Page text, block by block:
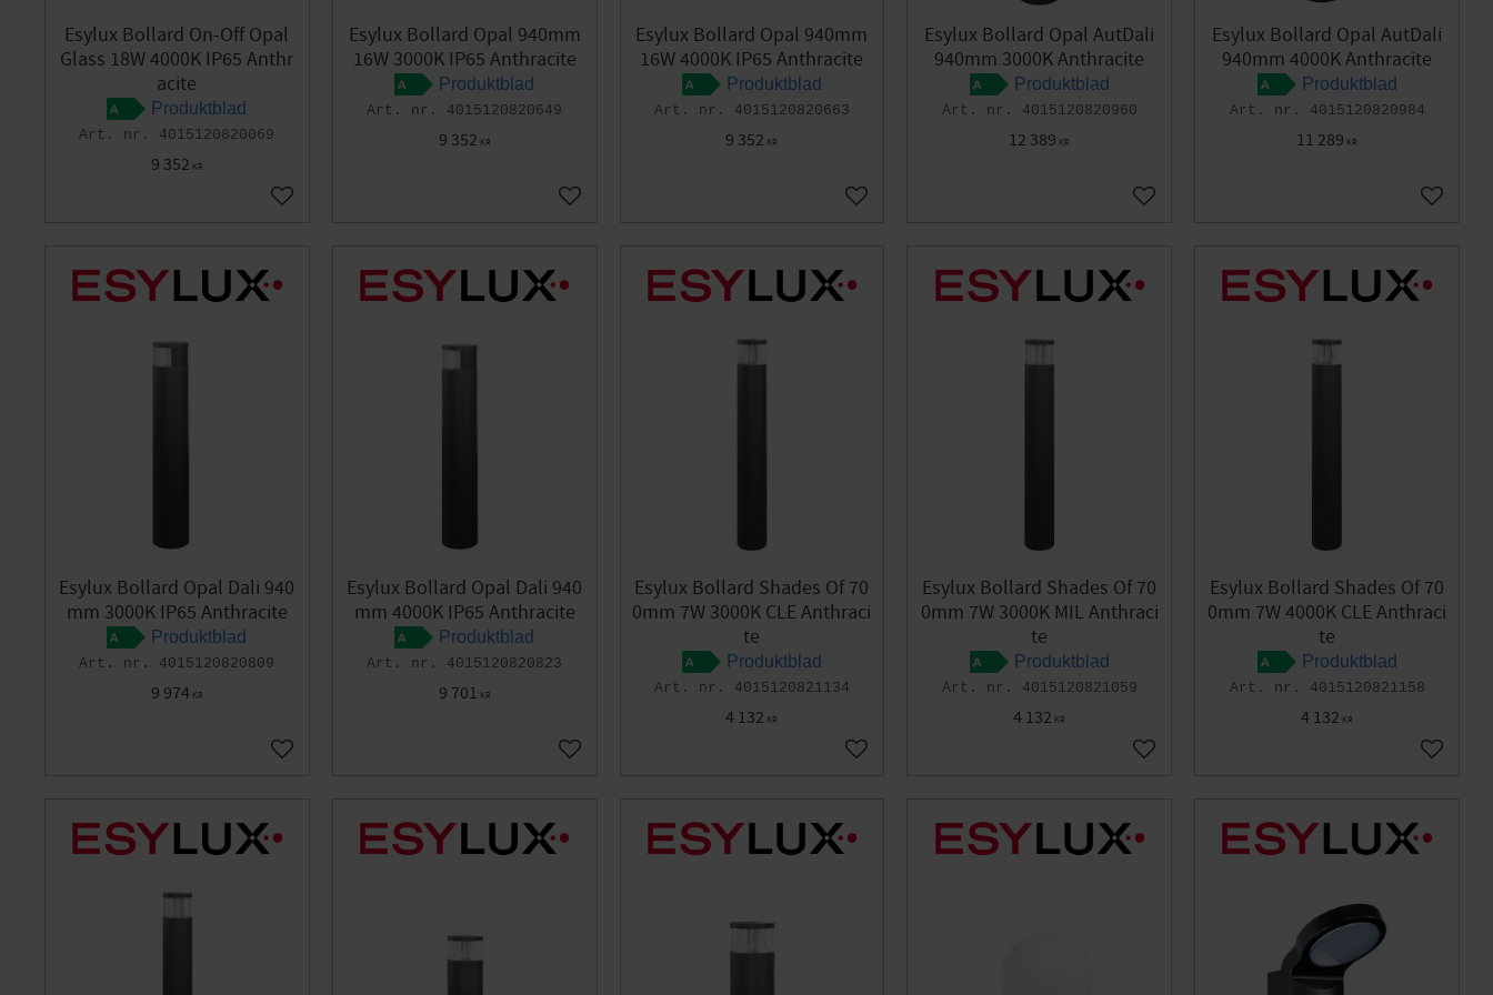
Esylux Bollard On-Off Opal
Glass 18W 4000K IP65 Anthr
acite
Produktblad
4015120820069
9 352 KR
Add to favorites
Esylux Bollard Opal 940mm
16W 3000K IP65 Anthracite
Produktblad
4015120820649
9 352 KR
Add to favorites
Esylux Bollard Opal 940mm
16W 4000K IP65 Anthracite
Produktblad
4015120820663
9 352 KR
Add to favorites
Esylux Bollard Opal AutDali
940mm 3000K Anthracite
Produktblad
4015120820960
12 389 KR
Add to favorites
Esylux Bollard Opal AutDali
940mm 4000K Anthracite
Produktblad
4015120820984
11 289 KR
Add to
Esylux Bollard Opal Dali 940
mm 3000K IP65 Anthracite
Produktblad
4015120820809
9 974KR
Add to favorites
Esylux Bollard Opal Dali 940
mm 4000K IP65 Anthracite
Produktblad
4015120820823
9 701 KR
Add to favorites
Esylux Bollard Shades Of 70
0mm 7W 3000K CLE Anthraci
te
Produktblad
4015120821134
4 132 KR
Add to favorites
Esylux Bollard Shades Of 70
0mm 7W 3000K MIL Anthraci
te
Produktblad
4015120821059
4 132 KR
Add to favorites
Esylux Bollard Shades Of 70
0mm 7W 4000K CLE Anthraci
te
Produktblad
4015120821158
4 132 KR
Add to